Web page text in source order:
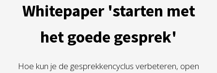
Whitepaper 'starten met
het goede gesprek'
Hoe kun je de gesprekkencyclus verbeteren, open